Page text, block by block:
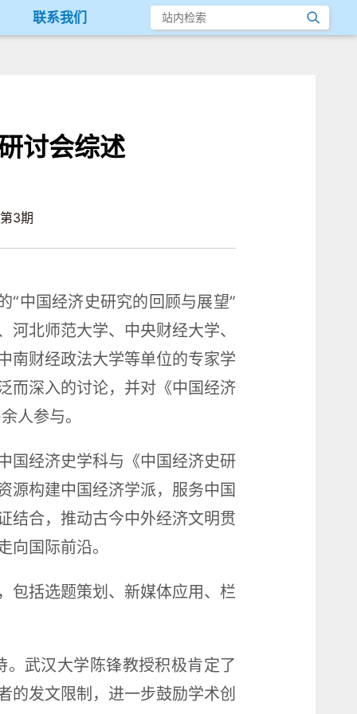
联系我们
讨会综述
3期
中国经济史研究的回顾与展望”
北师范大学、中央财经大学、
南财经政法大学等单位的专家学
而深入的讨论，并对《中国经济
人参与。
国经济史学科与《中国经济史研
源构建中国经济学派，服务中国
结合，推动古今中外经济文明贯
国际前沿。
包括选题策划、新媒体应用、栏
武汉大学陈锋教授积极肯定了
的发文限制，进一步鼓励学术创